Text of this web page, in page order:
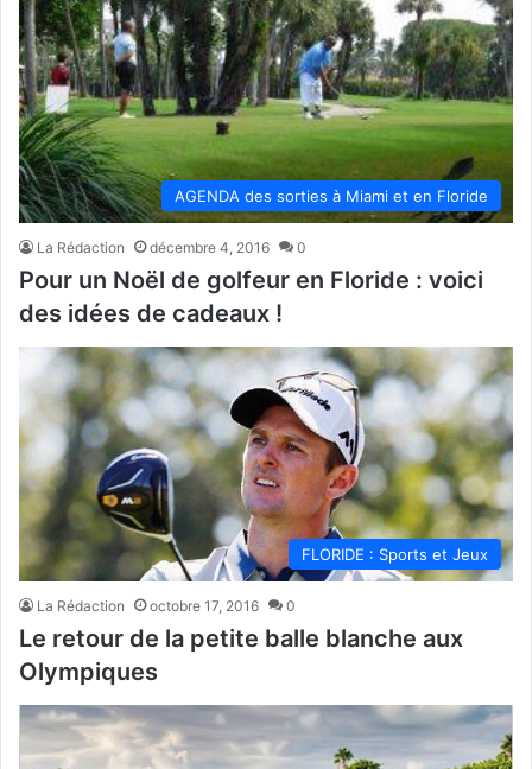
AGENDA des sorties à Miami et en Floride
La Rédaction décembre 4, 2016 0
Pour un Noël de golfeur en Floride : voici
des idées de cadeaux !
FLORIDE : Sports et Jeux
La Rédaction octobre 17, 2016 0
Le retour de la petite balle blanche aux
Olympiques